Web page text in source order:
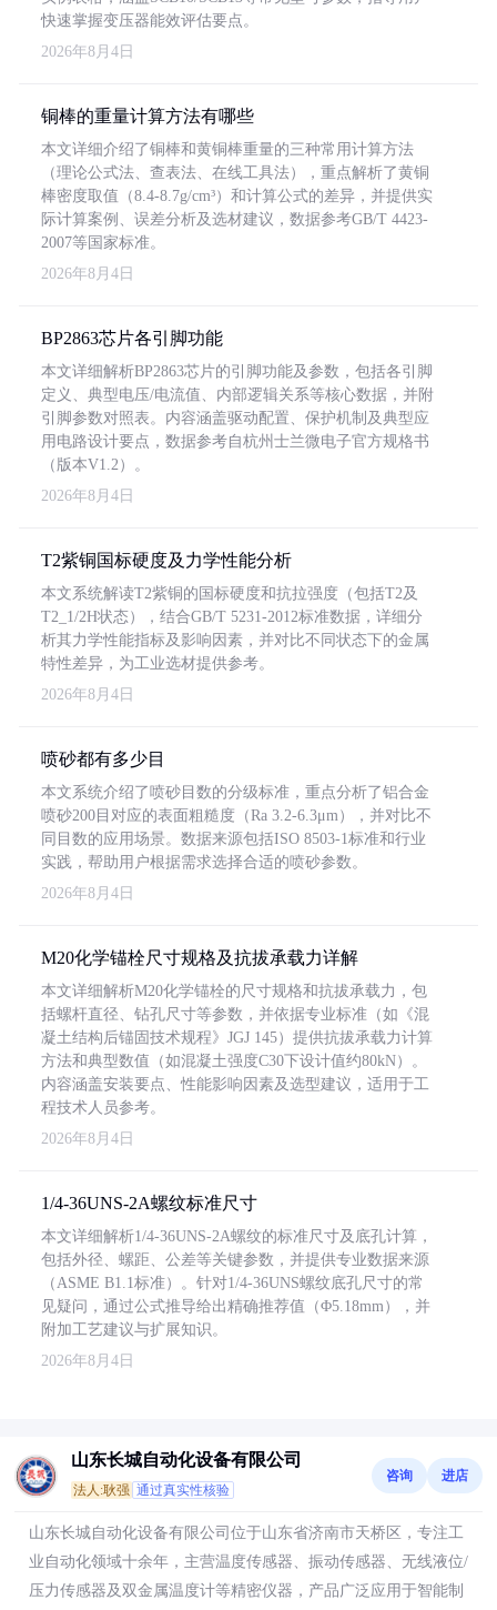
快速掌握变压器能效评估要点。
2026年8月4日
铜棒的重量计算方法有哪些
本文详细介绍了铜棒和黄铜棒重量的三种常用计算方法
（理论公式法、查表法、在线工具法），重点解析了黄铜
棒密度取值（8.4-8.7g/cm³）和计算公式的差异，并提供实
际计算案例、误差分析及选材建议，数据参考GB/T 4423-
2007等国家标准。
2026年8月4日
BP2863芯片各引脚功能
本文详细解析BP2863芯片的引脚功能及参数，包括各引脚
定义、典型电压/电流值、内部逻辑关系等核心数据，并附
引脚参数对照表。内容涵盖驱动配置、保护机制及典型应
用电路设计要点，数据参考自杭州士兰微电子官方规格书
（版本V1.2）。
2026年8月4日
T2紫铜国标硬度及力学性能分析
本文系统解读T2紫铜的国标硬度和抗拉强度（包括T2及
T2_1/2H状态），结合GB/T 5231-2012标准数据，详细分
析其力学性能指标及影响因素，并对比不同状态下的金属
特性差异，为工业选材提供参考。
2026年8月4日
喷砂都有多少目
本文系统介绍了喷砂目数的分级标准，重点分析了铝合金
喷砂200目对应的表面粗糙度（Ra 3.2-6.3μm），并对比不
同目数的应用场景。数据来源包括ISO 8503-1标准和行业
实践，帮助用户根据需求选择合适的喷砂参数。
2026年8月4日
M20化学锚栓尺寸规格及抗拔承载力详解
本文详细解析M20化学锚栓的尺寸规格和抗拔承载力，包
括螺杆直径、钻孔尺寸等参数，并依据专业标准（如《混
凝土结构后锚固技术规程》JGJ 145）提供抗拔承载力计算
方法和典型数值（如混凝土强度C30下设计值约80kN）。
内容涵盖安装要点、性能影响因素及选型建议，适用于工
程技术人员参考。
2026年8月4日
1/4-36UNS-2A螺纹标准尺寸
本文详细解析1/4-36UNS-2A螺纹的标准尺寸及底孔计算，
包括外径、螺距、公差等关键参数，并提供专业数据来源
（ASME B1.1标准）。针对1/4-36UNS螺纹底孔尺寸的常
见疑问，通过公式推导给出精确推荐值（Φ5.18mm），并
附加工艺建议与扩展知识。
2026年8月4日
山东长城自动化设备有限公司
法人:耿强 通过真实性核验
咨询 进店
山东长城自动化设备有限公司位于山东省济南市天桥区，专注工
业自动化领域十余年，主营温度传感器、振动传感器、无线液位/
压力传感器及双金属温度计等精密仪器，产品广泛应用于智能制